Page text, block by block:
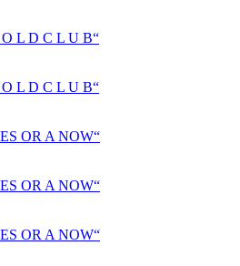
L D C L U B“
L D C L U B“
OR A NOW“
OR A NOW“
OR A NOW“